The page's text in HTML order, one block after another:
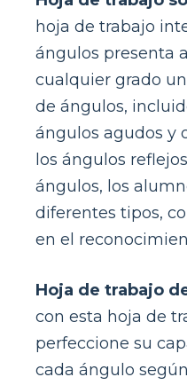
hoja de trabajo
ángulos presenta
cualquier grado
de ángulos,
ángulos agudos y
los ángulos
ángulos, los
diferentes tipos,
en el
Hoja de trabajo
con esta hoja de
perfeccione su
cada ángulo